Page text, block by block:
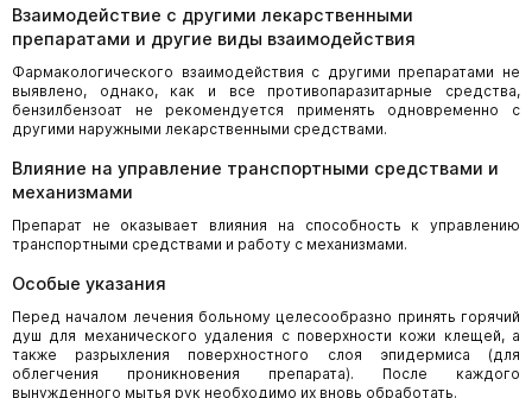
Взаимодействие с другими лекарственными
препаратами и другие виды взаимодействия
Фармакологического взаимодействия с другими препаратами не
выявлено, однако, как и все противопаразитарные средства,
бензилбензоат не рекомендуется применять одновре­менно с
другими наружными лекарственными средствами.
Влияние на управление транспортными средствами и
механизмами
Препарат не оказывает влияния на способность к управлению
транспортными средствами и работу с механизмами.
Особые указания
Перед началом лечения больному целесообразно принять горячий
душ для механического удаления с поверхности кожи клещей, а
также разрыхления поверхностного слоя эпидер­миса (для
облегчения проникновения препарата). После каждого
вынужденного мытья рук необходимо их вновь обработать.